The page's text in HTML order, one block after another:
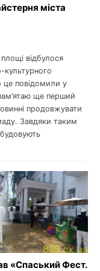
міста
відбулося
культурного
повідомили у
ще перший
продовжувати
Завдяки таким
«Спаський Фест.